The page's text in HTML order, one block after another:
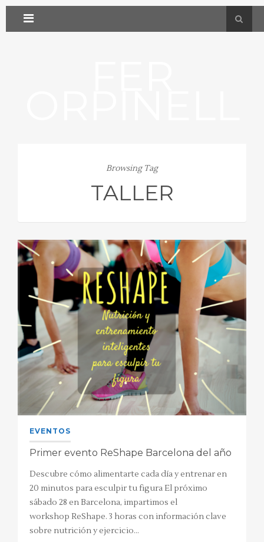
Browsing Tag
TALLER
EVENTOS
Primer evento ReShape Barcelona del año
Descubre cómo alimentarte cada día y entrenar en
20 minutos para esculpir tu figura El próximo
sábado 28 en Barcelona, impartimos el
workshop ReShape. 3 horas con información clave
sobre nutrición y ejercicio…